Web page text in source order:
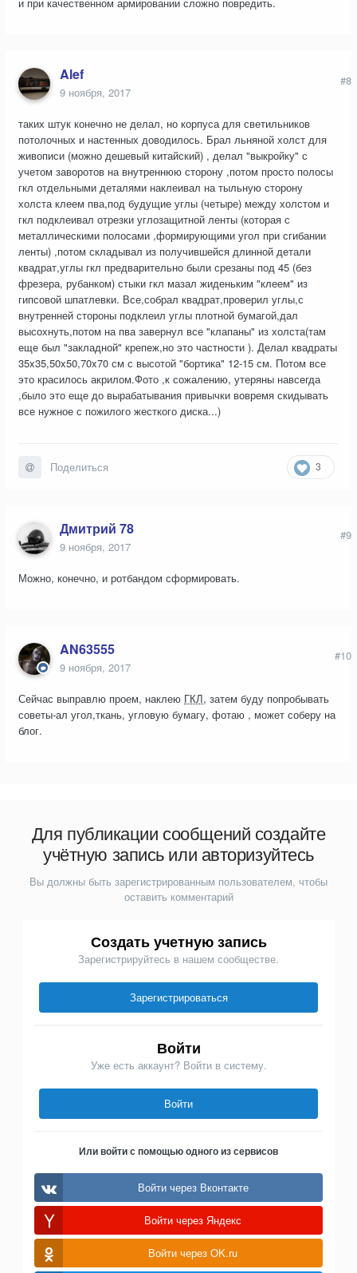
Alef
9 ноября, 2017
#8
таких штук конечно не делал, но корпуса для светильников
потолочных и настенных доводилось. Брал льняной холст для
живописи (можно дешевый китайский) , делал "выкройку" с
учетом заворотов на внутреннюю сторону ,потом просто полосы
гкл отдельными деталями наклеивал на тыльную сторону
холста клеем пва,под будущие углы (четыре) между холстом и
гкл подклеивал отрезки углозащитной ленты (которая с
металлическими полосами ,формирующими угол при сгибании
ленты) ,потом складывал из получившейся длинной детали
квадрат,углы гкл предварительно были срезаны под 45 (без
фрезера, рубанком) стыки гкл мазал жиденьким "клеем" из
гипсовой шпатлевки. Все,собрал квадрат,проверил углы,с
внутренней стороны подклеил углы плотной бумагой,дал
высохнуть,потом на пва завернул все "клапаны" из холста(там
еще был "закладной" крепеж,но это частности ). Делал квадраты
35x35,50x50,70x70 см с высотой "бортика" 12-15 см. Потом все
это красилось акрилом.Фото ,к сожалению, утеряны навсегда
,было это еще до вырабатывания привычки вовремя скидывать
все нужное с пожилого жесткого диска...)
3
Поделиться
Дмитрий 78
9 ноября, 2017
#9
Можно, конечно, и ротбандом сформировать.
AN63555
9 ноября, 2017
#10
Сейчас выправлю проем, наклею ГКЛ, затем буду попробывать
советы-ал угол,ткань, угловую бумагу, фотаю , может соберу на
блог.
Для публикации сообщений создайте
учётную запись или авторизуйтесь
Вы должны быть зарегистрированным пользователем, чтобы
оставить комментарий
Создать учетную запись
Зарегистрируйтесь в нашем сообществе.
Зарегистрироваться
Войти
Уже есть аккаунт? Войти в систему.
Войти
Или войти с помощью одного из сервисов
Войти через Вконтакте
Войти через Яндекс
Войти через OK.ru